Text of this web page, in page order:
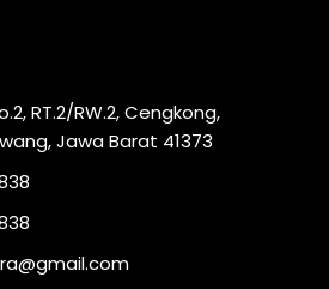
RT.2/RW.2, Cengkong,
Jawa Barat 41373